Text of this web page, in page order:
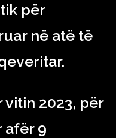
për
në atë të
2023, për
afër 9